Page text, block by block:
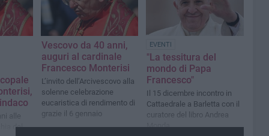
alle
del
Vescovo da 40 anni,
auguri al cardinale
Francesco Monterisi
L’invito dell’Arcivescovo alla
solenne celebrazione
eucaristica di rendimento di
grazie il 6 gennaio
EVENTI
"La tessitura del
mondo di Papa
Francesco"
Il 15 dicembre incontro in
Cattaedrale a Barletta con il
curatore del libro Andrea
Monda